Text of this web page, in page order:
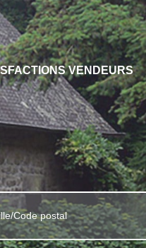
VENDEURS
Code postal